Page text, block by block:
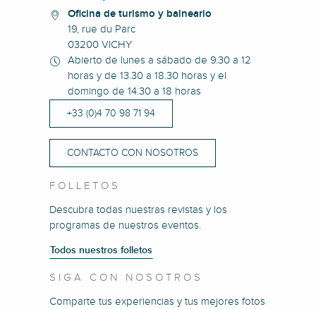
Oficina de turismo y balneario
19, rue du Parc
03200 VICHY
Abierto de lunes a sábado de 9.30 a 12
horas y de 13.30 a 18.30 horas y el
domingo de 14.30 a 18 horas
+33 (0)4 70 98 71 94
CONTACTO CON NOSOTROS
FOLLETOS
Descubra todas nuestras revistas y los
programas de nuestros eventos.
Todos nuestros folletos
SIGA CON NOSOTROS
Comparte tus experiencias y tus mejores fotos